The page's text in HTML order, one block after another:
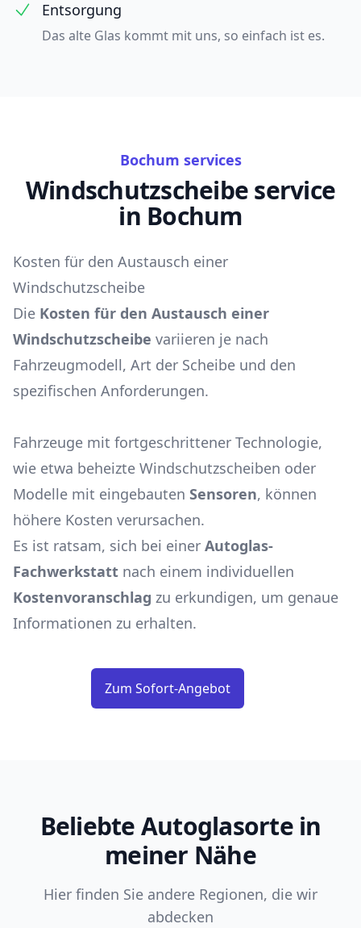
Entsorgung
Das alte Glas kommt mit uns, so einfach ist es.
Bochum services
Windschutzscheibe service
in Bochum
Kosten für den Austausch einer
Windschutzscheibe
Die Kosten für den Austausch einer
Windschutzscheibe variieren je nach
Fahrzeugmodell, Art der Scheibe und den
spezifischen Anforderungen.
Fahrzeuge mit fortgeschrittener Technologie,
wie etwa beheizte Windschutzscheiben oder
Modelle mit eingebauten Sensoren, können
höhere Kosten verursachen.
Es ist ratsam, sich bei einer Autoglas-
Fachwerkstatt nach einem individuellen
Kostenvoranschlag zu erkundigen, um genaue
Informationen zu erhalten.
Zum Sofort-Angebot
Beliebte Autoglasorte in
meiner Nähe
Hier finden Sie andere Regionen, die wir
abdecken